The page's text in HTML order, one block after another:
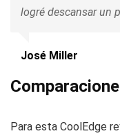
logré descansar un
José Miller
Para esta CoolEdge